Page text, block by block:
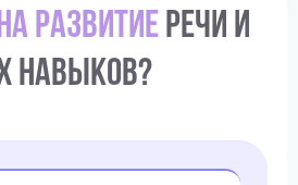
развитиеречи и
навыков?